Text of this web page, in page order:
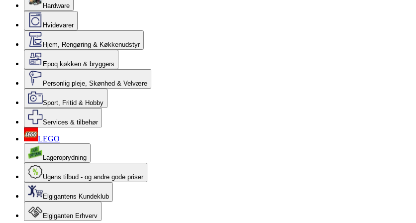
Hardware
Hvidevarer
Hjem, Rengøring & Køkkenudstyr
Epoq køkken & bryggers
Personlig pleje, Skønhed & Velvære
Sport, Fritid & Hobby
Services & tilbehør
LEGO
Lageroprydning
Ugens tilbud - og andre gode priser
Elgigantens Kundeklub
Elgiganten Erhverv